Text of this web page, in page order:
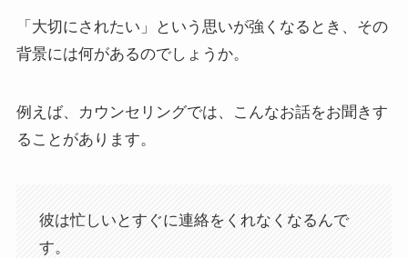
「大切にされたい」という思いが強くなるとき、その
背景には何があるのでしょうか。
例えば、カウンセリングでは、こんなお話をお聞きす
ることがあります。
彼は忙しいとすぐに連絡をくれなくなるんで
す。